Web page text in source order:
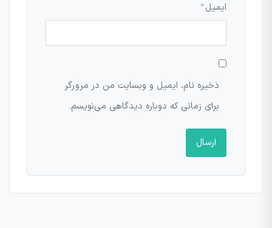
ایمیل*
ذخیره نام، ایمیل و وبسایت من در مرورگر
برای زمانی که دوباره دیدگاهی می‌نویسم.